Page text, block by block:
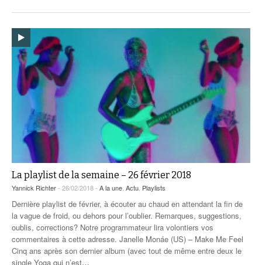
La playlist de la semaine – 26 février 2018
Yannick Richter- 26/02/2018 - A la une, Actu, Playlists
Dernière playlist de février, à écouter au chaud en attendant la fin de
la vague de froid, ou dehors pour l’oublier. Remarques, suggestions,
oublis, corrections? Notre programmateur lira volontiers vos
commentaires à cette adresse. Janelle Monáe (US) – Make Me Feel
Cinq ans après son dernier album (avec tout de même entre deux le
single Yoga qui n’est…